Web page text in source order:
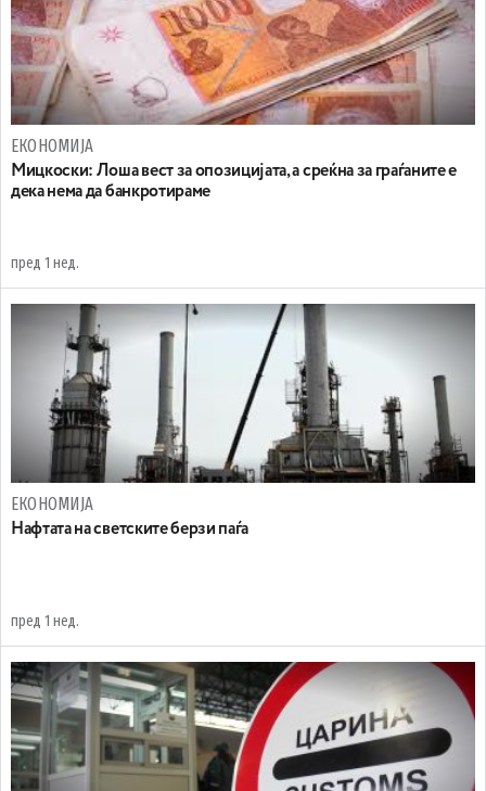
ЕКОНОМИЈА
Мицкоски: Лоша вест за опозицијата, а среќна за граѓаните е
дека нема да банкротираме
пред 1 нед.
ЕКОНОМИЈА
Нафтата на светските берзи паѓа
пред 1 нед.